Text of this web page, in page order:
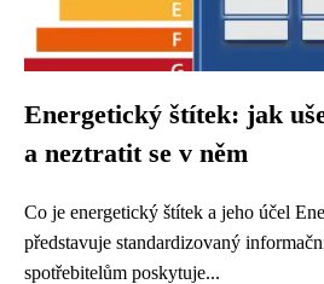
Energetický štítek: jak
a neztratit se v něm
Co je energetický štítek a jeho účel
představuje standardizovaný
spotřebitelům poskytuje...